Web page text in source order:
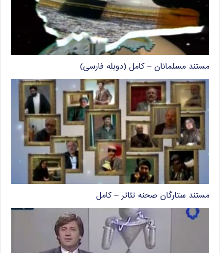
مستند مسلمانان – کامل (دوبله فارسی)
مستند ستارگان صحنه تئاتر – کامل